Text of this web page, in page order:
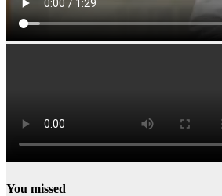
You missed